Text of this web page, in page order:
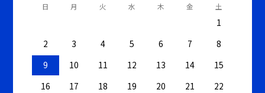
日 月 火 水 木 金 土
1
2
3 4 5 6 7
8
9
10 11 12 13 14
15
16
17 18 19 20 21
22